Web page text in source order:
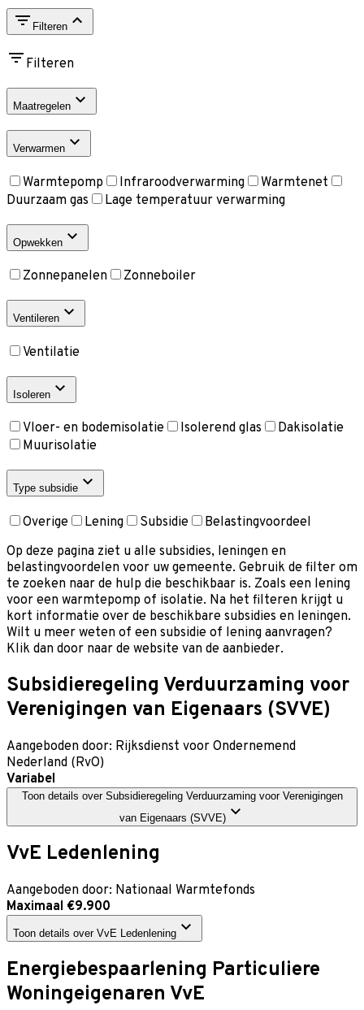
Filteren
Filteren
Maatregelen
Verwarmen
Warmtepomp Infraroodverwarming
Warmtenet
Duurzaam gas
Lage temperatuur verwarming
Opwekken
Zonnepanelen Zonneboiler
Ventileren
Ventilatie
Isoleren
Vloer- en bodemisolatie Isolerend glas
Dakisolatie
Muurisolatie
Type subsidie
Overige Lening Subsidie
Belastingvoordeel
Op deze pagina ziet u alle subsidies, leningen en
belastingvoordelen voor uw gemeente. Gebruik de filter om
te zoeken naar de hulp die beschikbaar is. Zoals een lening
voor een warmtepomp of isolatie. Na het filteren krijgt u
kort informatie over de beschikbare subsidies en leningen.
Wilt u meer weten of een subsidie of lening aanvragen?
Klik dan door naar de website van de aanbieder.
Subsidieregeling Verduurzaming voor
Verenigingen van Eigenaars (SVVE)
Aangeboden door: Rijksdienst voor Ondernemend
Nederland (RvO)
Variabel
Toon details over Subsidieregeling Verduurzaming voor Verenigingen
van Eigenaars (SVVE)
VvE Ledenlening
Aangeboden door: Nationaal Warmtefonds
Maximaal €9.900
Toon details over VvE Ledenlening
Energiebespaarlening Particuliere
Woningeigenaren VvE